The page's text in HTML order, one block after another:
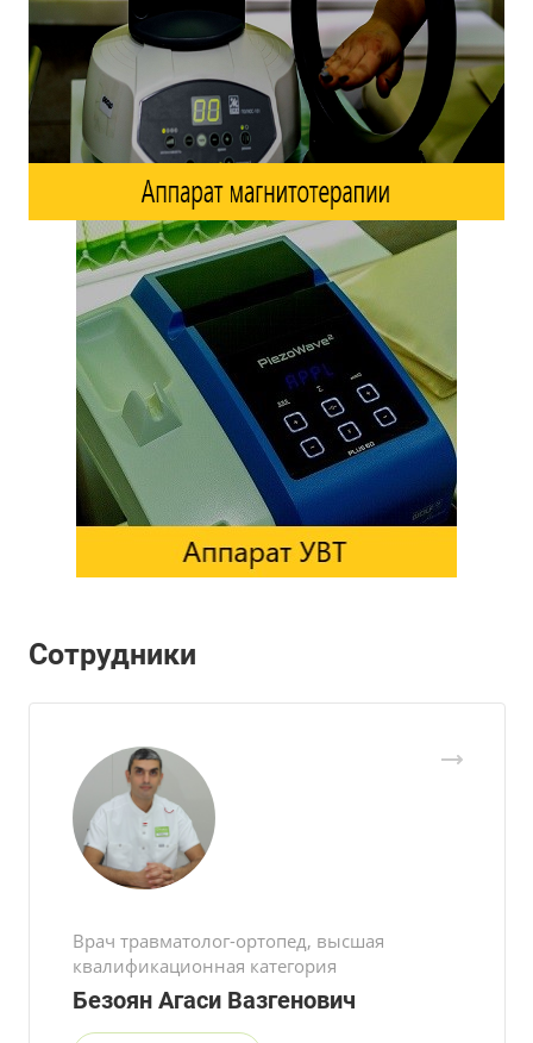
Сотрудники
Врач травматолог-ортопед, высшая
квалификационная категория
Безоян Агаси Вазгенович